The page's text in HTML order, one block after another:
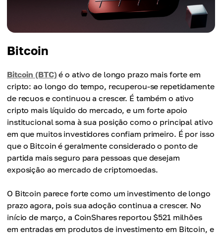
Bitcoin
Bitcoin (BTC) é o ativo de longo prazo mais forte em
cripto: ao longo do tempo, recuperou-se repetidamente
de recuos e continuou a crescer. É também o ativo
cripto mais líquido do mercado, e um forte apoio
institucional soma à sua posição como o principal ativo
em que muitos investidores confiam primeiro. É por isso
que o Bitcoin é geralmente considerado o ponto de
partida mais seguro para pessoas que desejam
exposição ao mercado de criptomoedas.
O Bitcoin parece forte como um investimento de longo
prazo agora, pois sua adoção continua a crescer. No
início de março, a CoinShares reportou $521 milhões
em entradas em produtos de investimento em Bitcoin, e